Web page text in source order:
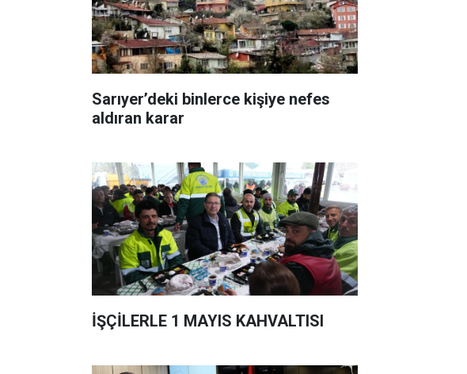
Sarıyer’deki binlerce kişiye nefes
aldıran karar
İŞÇİLERLE 1 MAYIS KAHVALTISI